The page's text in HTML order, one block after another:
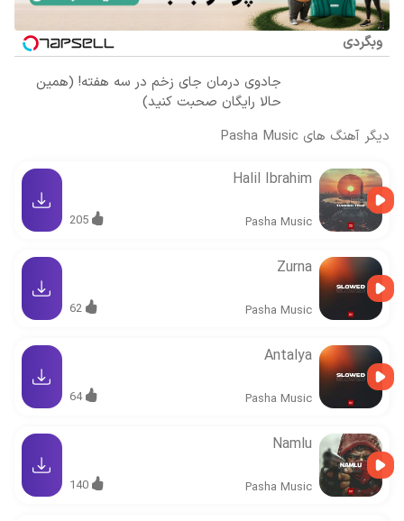
وبگردی
جادوی درمان جای زخم در سه هفته! (همین
حالا رایگان صحبت کنید)
دیگر آهنگ های Pasha Music
Halil Ibrahim
Pasha Music
205
Zurna
Pasha Music
62
Antalya
Pasha Music
64
Namlu
Pasha Music
140